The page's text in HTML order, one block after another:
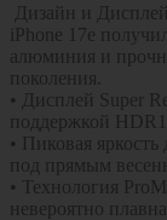
Дизайн и
iPhone 17e
алюминия и
поколения.
• Дисплей Super
поддержкой
• Пиковая
под прямым
• Технология
невероятно